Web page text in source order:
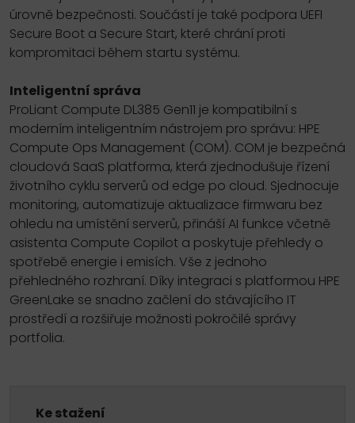
úrovně bezpečnosti. Součástí je také podpora UEFI
Secure Boot a Secure Start, které chrání proti
kompromitaci během startu systému.
Inteligentní správa
ProLiant Compute DL385 Gen11 je kompatibilní s
moderním inteligentním nástrojem pro správu: HPE
Compute Ops Management (COM). COM je bezpečná
cloudová SaaS platforma, která zjednodušuje řízení
životního cyklu serverů od edge po cloud. Sjednocuje
monitoring, automatizuje aktualizace firmwaru bez
ohledu na umístění serverů, přináší AI funkce včetně
asistenta Compute Copilot a poskytuje přehledy o
spotřebě energie i emisích. Vše z jednoho
přehledného rozhraní. Díky integraci s platformou HPE
GreenLake se snadno začlení do stávajícího IT
prostředí a rozšiřuje možnosti pokročilé správy
portfolia.
Ke stažení